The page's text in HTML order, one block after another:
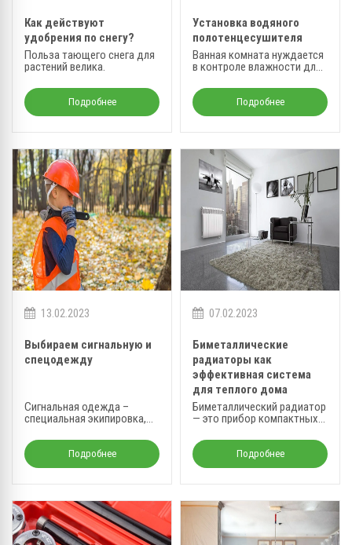
Как действуют
удобрения по снегу?
Польза тающего снега для
растений велика.
Подробнее
Установка водяного
полотенцесушителя
Ванная комната нуждается
в контроле влажности для
образования плесени.
Оптимальный уровень
влажности гарантирован
Подробнее
13.02.2023
Выбираем сигнальную и
спецодежду
Сигнальная одежда –
специальная экипировка,
представителям
определенных профессий.
Подробнее
07.02.2023
Биметаллические
радиаторы как
эффективная система
для теплого дома
Биметаллический радиатор
— это прибор компактных
удобен в монтаже и
позволяет создать
эффективную систему
Подробнее